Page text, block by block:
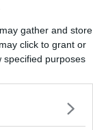
gather and store
click to grant or
specified purposes